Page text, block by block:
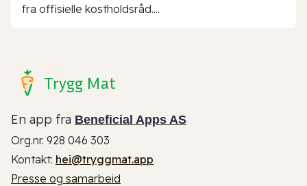
fra offisielle kostholdsråd....
Trygg Mat
En app fra Beneficial Apps AS
Org.nr. 928 046 303
Kontakt: hei@tryggmat.app
Presse og samarbeid